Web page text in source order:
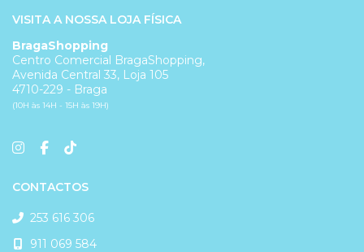
VISITA A NOSSA LOJA FÍSICA
BragaShopping
Centro Comercial BragaShopping,
Avenida Central 33, Loja 105
4710-229 - Braga
(10H às 14H - 15H às 19H)
CONTACTOS
253 616 306
911 069 584